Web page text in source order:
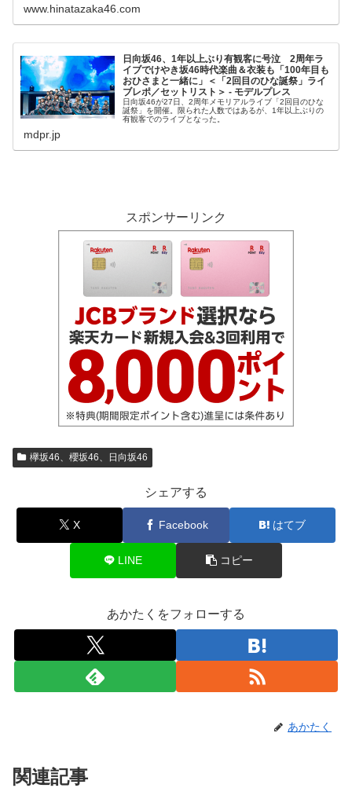
www.hinatazaka46.com
日向坂46、1年以上ぶり有観客に号泣 2周年ラ
イブでけやき坂46時代楽曲＆衣装も「100年目も
おひさまと一緒に」＜「2回目のひな誕祭」ライ
ブレポ／セットリスト＞ - モデルプレス
日向坂46が27日、2周年メモリアルライブ「2回目のひな
誕祭」を開催。限られた人数ではあるが、1年以上ぶりの
有観客でのライブとなった。
mdpr.jp
スポンサーリンク
欅坂46、櫻坂46、日向坂46
シェアする
X Facebook はてブ
LINE コピー
あかたくをフォローする
あかたく
関連記事